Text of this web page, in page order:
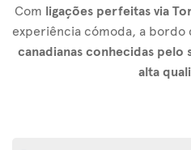
Com ligações perfeitas via
experiência cómoda, a bordo
canadianas conhecidas
alta